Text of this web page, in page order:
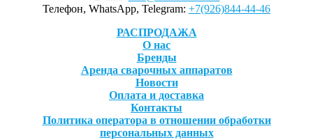
Телефон, WhatsApp, Telegram: +7(926)844-44-46
РАСПРОДАЖА
О нас
Бренды
Аренда сварочных аппаратов
Новости
Оплата и доставка
Контакты
Политика оператора в отношении обработки
персональных данных